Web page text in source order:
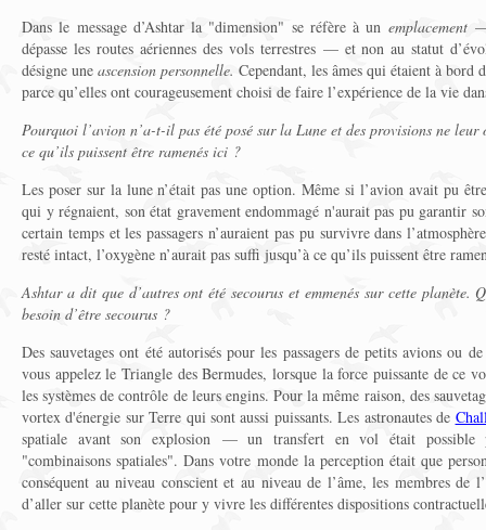
Dans le message d’Ashtar la "dimension" se réfère à un emplacement
dépasse les routes aériennes des vols terrestres — et non au statut
désigne une ascension personnelle. Cependant, les âmes qui étaient à bord
parce qu’elles ont courageusement choisi de faire l’expérience de la vie
Pourquoi l’avion n’a-t-il pas été posé sur la Lune et des provisions ne leur
ce qu’ils puissent être ramenés ici ?
Les poser sur la lune n’était pas une option. Même si l’avion avait pu
qui y régnaient, son état gravement endommagé n'aurait pas pu garantir
certain temps et les passagers n’auraient pas pu survivre dans
resté intact, l’oxygène n’aurait pas suffi jusqu’à ce qu’ils puissent être
Ashtar a dit que d’autres ont été secourus et emmenés sur cette
besoin d’être secourus ?
Des sauvetages ont été autorisés pour les passagers de petits avions ou
vous appelez le Triangle des Bermudes, lorsque la force puissante de ce
les systèmes de contrôle de leurs engins. Pour la même raison, des
vortex d'énergie sur Terre qui sont aussi puissants. Les astronautes de
spatiale avant son explosion — un transfert en vol était possible
"combinaisons spatiales". Dans votre monde la perception était que
conséquent au niveau conscient et au niveau de l’âme, les membres de
d’aller sur cette planète pour y vivre les différentes dispositions